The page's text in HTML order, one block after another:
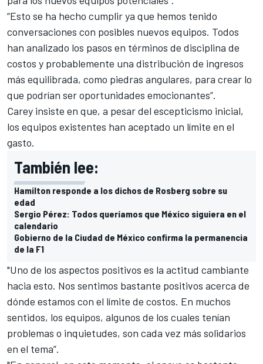
“Esto se ha hecho cumplir ya que hemos tenido
conversaciones con posibles nuevos equipos. Todos
han analizado los pasos en términos de disciplina de
costos y probablemente una distribución de ingresos
más equilibrada, como piedras angulares, para crear lo
que podrían ser oportunidades emocionantes”.
Carey insiste en que, a pesar del escepticismo inicial,
los equipos existentes han aceptado un límite en el
gasto.
También lee:
Hamilton responde a los dichos de Rosberg sobre su
edad
Sergio Pérez: Todos queríamos que México siguiera en el
calendario
Gobierno de la Ciudad de México confirma la permanencia
de la F1
"Uno de los aspectos positivos es la actitud cambiante
hacia esto. Nos sentimos bastante positivos acerca de
dónde estamos con el límite de costos. En muchos
sentidos, los equipos, algunos de los cuales tenían
problemas o inquietudes, son cada vez más solidarios
en el tema”.